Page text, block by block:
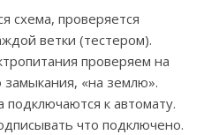
схема, проверяется
ветки (тестером).
проверяем на
замыкания, «на землю».
к автомату.
что подключено.